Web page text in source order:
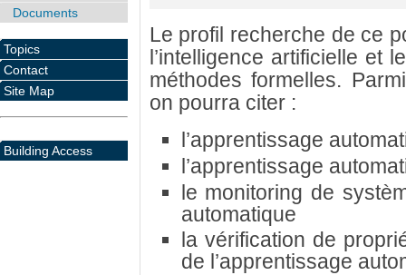
Le profil recherche de ce
l’intelligence artificielle et
méthodes formelles.
on pourra citer :
l’apprentissage
l’apprentissage
le monitoring de
automatique
la vérification de
de l’apprentissage
Documents
Topics
Contact
Site Map
Building Access